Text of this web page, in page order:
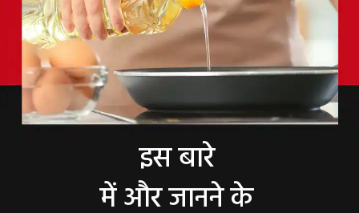
इस बारे
में और जानने के